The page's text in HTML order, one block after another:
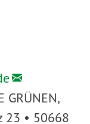
23 • 50668